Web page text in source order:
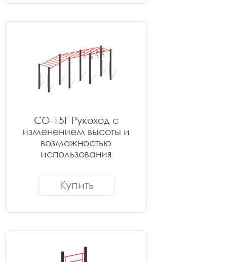
СО-15Г Рукоход с
изменением высоты и
возможностью
использования
аксессуаров
Купить